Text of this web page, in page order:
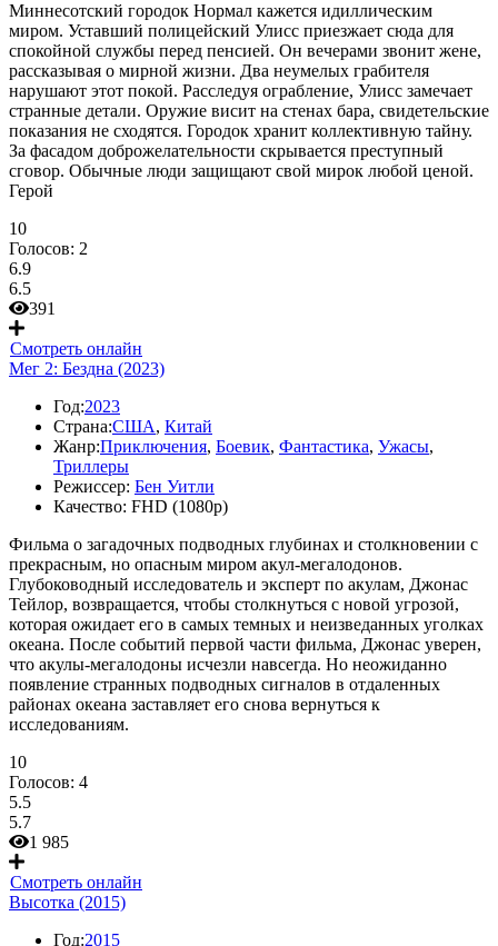
Миннесотский городок Нормал кажется идиллическим
миром. Уставший полицейский Улисс приезжает сюда для
спокойной службы перед пенсией. Он вечерами звонит жене,
рассказывая о мирной жизни. Два неумелых грабителя
нарушают этот покой. Расследуя ограбление, Улисс замечает
странные детали. Оружие висит на стенах бара, свидетельские
показания не сходятся. Городок хранит коллективную тайну.
За фасадом доброжелательности скрывается преступный
сговор. Обычные люди защищают свой мирок любой ценой.
Герой
10
Голосов: 2
6.9
6.5
391
Смотреть онлайн
Мег 2: Бездна (2023)
Год:2023
Страна:США, Китай
Жанр:Приключения, Боевик, Фантастика, Ужасы,
Триллеры
Режиссер: Бен Уитли
Качество: FHD (1080p)
Фильма о загадочных подводных глубинах и столкновении с
прекрасным, но опасным миром акул-мегалодонов.
Глубоководный исследователь и эксперт по акулам, Джонас
Тейлор, возвращается, чтобы столкнуться с новой угрозой,
которая ожидает его в самых темных и неизведанных уголках
океана. После событий первой части фильма, Джонас уверен,
что акулы-мегалодоны исчезли навсегда. Но неожиданно
появление странных подводных сигналов в отдаленных
районах океана заставляет его снова вернуться к
исследованиям.
10
Голосов: 4
5.5
5.7
1 985
Смотреть онлайн
Высотка (2015)
Год:2015